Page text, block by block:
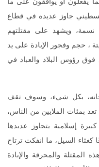
يفعلون أو يوافقون على ما
جاوز عديده في قطاع
نسمة، ويشهد على مقتلتهم
، حجم وفجور الإبادة على يد
فوق رؤوس البلاد والعباد في
بكل شيء، وسوف تقف
بمئات الملايين من الناس،
إسلامية يتجاوز عديدها
كغثاء السيل، ما انفكت ترتاح
والمحرقة والإبادة